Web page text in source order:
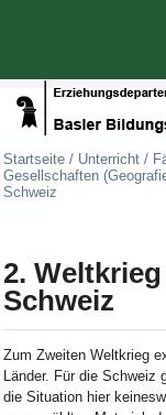
Startseite / Unterricht /
Gesellschaften
Schweiz
2.
Schweiz
Zum Zweiten Weltkrieg
Länder. Für die
die Situation hier